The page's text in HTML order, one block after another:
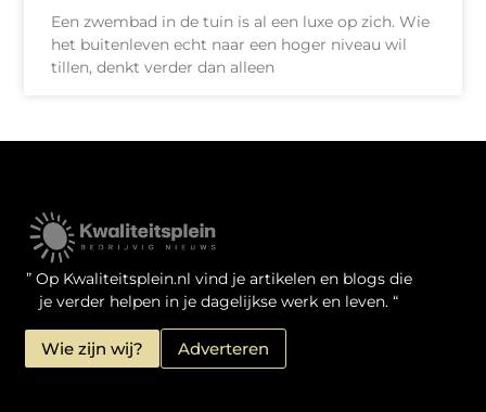
Een zwembad in de tuin is al een luxe op zich. Wie
het buitenleven echt naar een hoger niveau wil
tillen, denkt verder dan alleen
” Op Kwaliteitsplein.nl vind je artikelen en blogs die
je verder helpen in je dagelijkse werk en leven. “
Wie zijn wij? Adverteren